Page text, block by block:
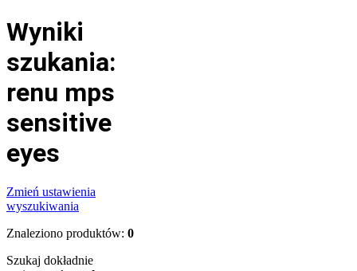
Wyniki
szukania:
renu mps
sensitive
eyes
Zmień ustawienia
wyszukiwania
Znaleziono produktów: 0
Szukaj dokładnie